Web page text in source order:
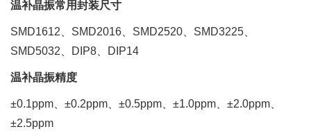
温补晶振常用封装尺寸
SMD1612、SMD2016、SMD2520、SMD3225、
SMD5032、DIP8、DIP14
温补晶振精度
±0.1ppm、±0.2ppm、±0.5ppm、±1.0ppm、±2.0ppm、
±2.5ppm